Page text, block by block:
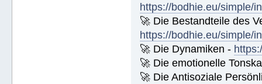
https://bodhie.eu/simple/
🚀 Die Bestandteile des
https://bodhie.eu/simple/
🚀 Die Dynamiken -
🚀 Die emotionelle
🚀 Die Antisoziale